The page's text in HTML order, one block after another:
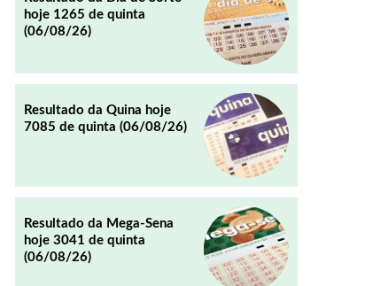
hoje 1265 de quinta
(06/08/26)
Resultado da Quina hoje
7085 de quinta (06/08/26)
Resultado da Mega-Sena
hoje 3041 de quinta
(06/08/26)